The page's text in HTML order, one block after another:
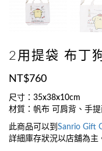
2用提袋 布丁
NT$760
尺寸：35x38x10cm
材質：帆布 可肩背、手提
此商品可以到 Sanrio Gift
詳細庫存狀況以店舖為主